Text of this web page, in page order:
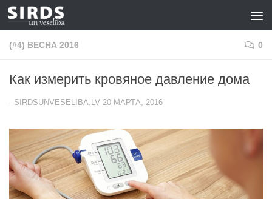
Перейти к содержимому
(#4) ВЕСНА 2016 0
Как измерить кровяное давление дома
- SIRDSUNVESELIBA.LV 20 МАРТА, 2016